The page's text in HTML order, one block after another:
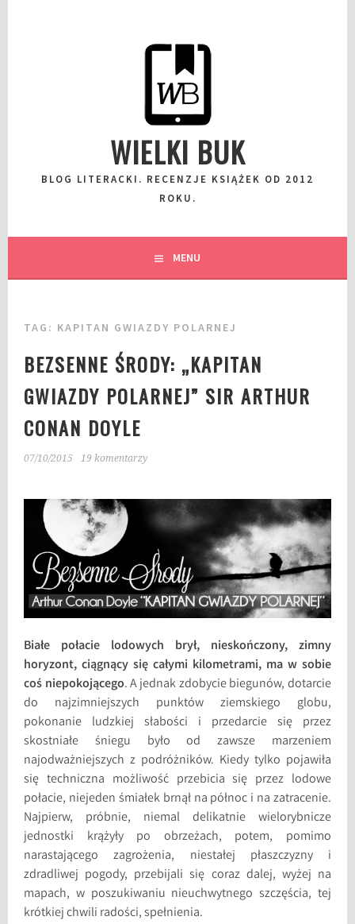
WIELKI BUK
BLOG LITERACKI. RECENZJE KSIĄŻEK OD 2012
ROKU.
MENU
TAG: KAPITAN GWIAZDY POLARNEJ
BEZSENNE ŚRODY: „KAPITAN
GWIAZDY POLARNEJ” SIR ARTHUR
CONAN DOYLE
07/10/2015 19 komentarzy
Białe połacie lodowych brył, nieskończony, zimny
horyzont, ciągnący się całymi kilometrami, ma w sobie
coś niepokojącego. A jednak zdobycie biegunów, dotarcie
do najzimniejszych punktów ziemskiego globu,
pokonanie ludzkiej słabości i przedarcie się przez
skostniałe śniegu było od zawsze marzeniem
najodważniejszych z podróżników. Kiedy tylko pojawiła
się techniczna możliwość przebicia się przez lodowe
połacie, niejeden śmiałek brnął na północ i na zatracenie.
Najpierw, próbnie, niemal delikatnie wielorybnicze
jednostki krążyły po obrzeżach, potem, pomimo
narastającego zagrożenia, niestałej płaszczyzny i
zdradliwej pogody, przebijali się coraz dalej, wyżej na
mapach, w poszukiwaniu nieuchwytnego szczęścia, tej
krótkiej chwili radości, spełnienia.